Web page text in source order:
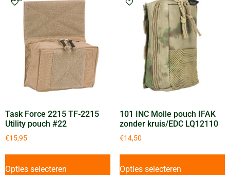
Task Force 2215 TF-2215
Utility pouch #22
€15,95
Opties selecteren
101 INC Molle pouch IFAK
zonder kruis/EDC LQ12110
€14,50
Opties selecteren